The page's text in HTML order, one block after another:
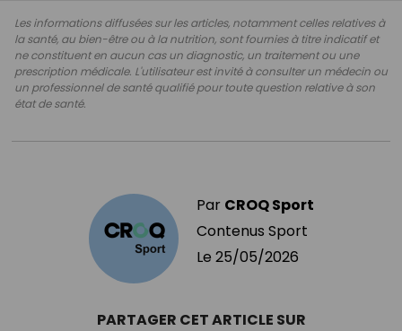
Les informations diffusées sur les articles, notamment celles relatives à
la santé, au bien-être ou à la nutrition, sont fournies à titre indicatif et
ne constituent en aucun cas un diagnostic, un traitement ou une
prescription médicale. L'utilisateur est invité à consulter un médecin ou
un professionnel de santé qualifié pour toute question relative à son
état de santé.
Par CROQ Sport
Contenus Sport
Le 25/05/2026
PARTAGER CET ARTICLE SUR